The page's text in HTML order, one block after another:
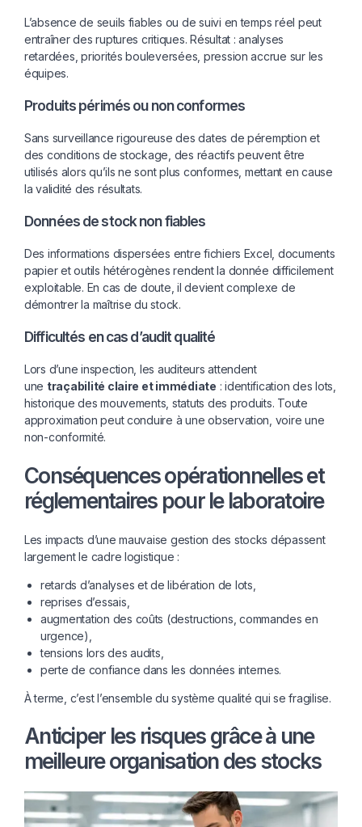
L’absence de seuils fiables ou de suivi en temps réel peut
entraîner des ruptures critiques. Résultat : analyses
retardées, priorités bouleversées, pression accrue sur les
équipes.
Produits périmés ou non conformes
Sans surveillance rigoureuse des dates de péremption et
des conditions de stockage, des réactifs peuvent être
utilisés alors qu’ils ne sont plus conformes, mettant en cause
la validité des résultats.
Données de stock non fiables
Des informations dispersées entre fichiers Excel, documents
papier et outils hétérogènes rendent la donnée difficilement
exploitable. En cas de doute, il devient complexe de
démontrer la maîtrise du stock.
Difficultés en cas d’audit qualité
Lors d’une inspection, les auditeurs attendent
une traçabilité claire et immédiate : identification des lots,
historique des mouvements, statuts des produits. Toute
approximation peut conduire à une observation, voire une
non-conformité.
Conséquences opérationnelles et
réglementaires pour le laboratoire
Les impacts d’une mauvaise gestion des stocks dépassent
largement le cadre logistique :
retards d’analyses et de libération de lots,
reprises d’essais,
augmentation des coûts (destructions, commandes en
urgence),
tensions lors des audits,
perte de confiance dans les données internes.
À terme, c’est l’ensemble du système qualité qui se fragilise.
Anticiper les risques grâce à une
meilleure organisation des stocks